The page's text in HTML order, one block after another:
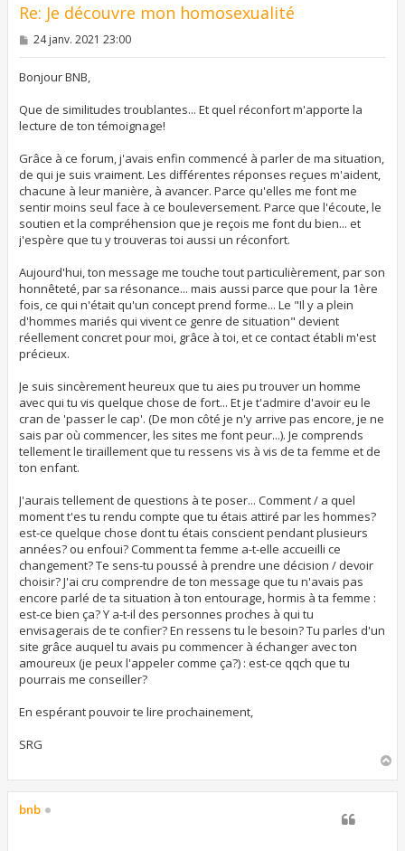
Re: Je découvre mon homosexualité
M
s
e
24 janv. 2021 23:00
Bonjour BNB,
Que de similitudes troublantes... Et quel réconfort m'apporte la
lecture de ton témoignage!
Grâce à ce forum, j'avais enfin commencé à parler de ma situation,
de qui je suis vraiment. Les différentes réponses reçues m'aident,
chacune à leur manière, à avancer. Parce qu'elles me font me
sentir moins seul face à ce bouleversement. Parce que l'écoute, le
soutien et la compréhension que je reçois me font du bien... et
j'espère que tu y trouveras toi aussi un réconfort.
Aujourd'hui, ton message me touche tout particulièrement, par son
honnêteté, par sa résonance... mais aussi parce que pour la 1ère
fois, ce qui n'était qu'un concept prend forme... Le "Il y a plein
d'hommes mariés qui vivent ce genre de situation" devient
réellement concret pour moi, grâce à toi, et ce contact établi m'est
précieux.
Je suis sincèrement heureux que tu aies pu trouver un homme
avec qui tu vis quelque chose de fort... Et je t'admire d'avoir eu le
cran de 'passer le cap'. (De mon côté je n'y arrive pas encore, je ne
sais par où commencer, les sites me font peur...). Je comprends
tellement le tiraillement que tu ressens vis à vis de ta femme et de
ton enfant.
J'aurais tellement de questions à te poser... Comment / a quel
moment t'es tu rendu compte que tu étais attiré par les hommes?
est-ce quelque chose dont tu étais conscient pendant plusieurs
années? ou enfoui? Comment ta femme a-t-elle accueilli ce
changement? Te sens-tu poussé à prendre une décision / devoir
choisir? J'ai cru comprendre de ton message que tu n'avais pas
encore parlé de ta situation à ton entourage, hormis à ta femme :
est-ce bien ça? Y a-t-il des personnes proches à qui tu
envisagerais de te confier? En ressens tu le besoin? Tu parles d'un
site grâce auquel tu avais pu commencer à échanger avec ton
amoureux (je peux l'appeler comme ça?) : est-ce qqch que tu
pourrais me conseiller?
En espérant pouvoir te lire prochainement,
SRG
u
bnb